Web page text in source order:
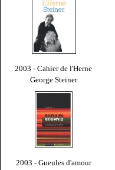
2003 - Cahier de l'Herne
George Steiner
2003 - Gueules d'amour